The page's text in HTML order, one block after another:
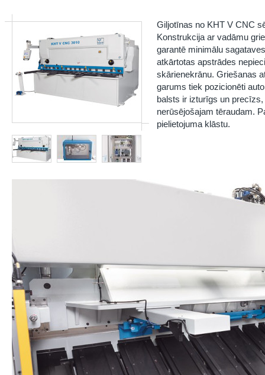
Giljotīnas no KHT V CNC
Konstrukcija ar vadāmu
garantē minimālu
atkārtotas apstrādes
skārienekrānu. Griešanas
garums tiek pozicionēti
balsts ir izturīgs un
nerūsējošajam tēraudam.
pielietojuma klāstu.